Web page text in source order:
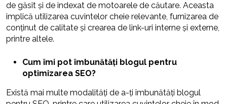
de găsit și de indexat de motoarele de căutare. Aceasta
implică utilizarea cuvintelor cheie relevante, furnizarea de
conținut de calitate și crearea de link-uri interne și externe,
printre altele.
Cum îmi pot îmbunătăți blogul pentru
optimizarea SEO?
Există mai multe modalități de a-ți îmbunătăți blogul